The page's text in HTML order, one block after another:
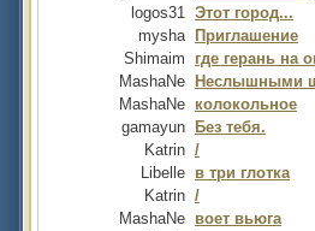
logos31 Этот город...
mysha Приглашение
Shimaim
где герань на
MashaNe
Неслышными
MashaNe колокольное
gamayun
Без тебя.
Katrin /
Libelle в три глотка
Katrin /
MashaNe воет вьюга